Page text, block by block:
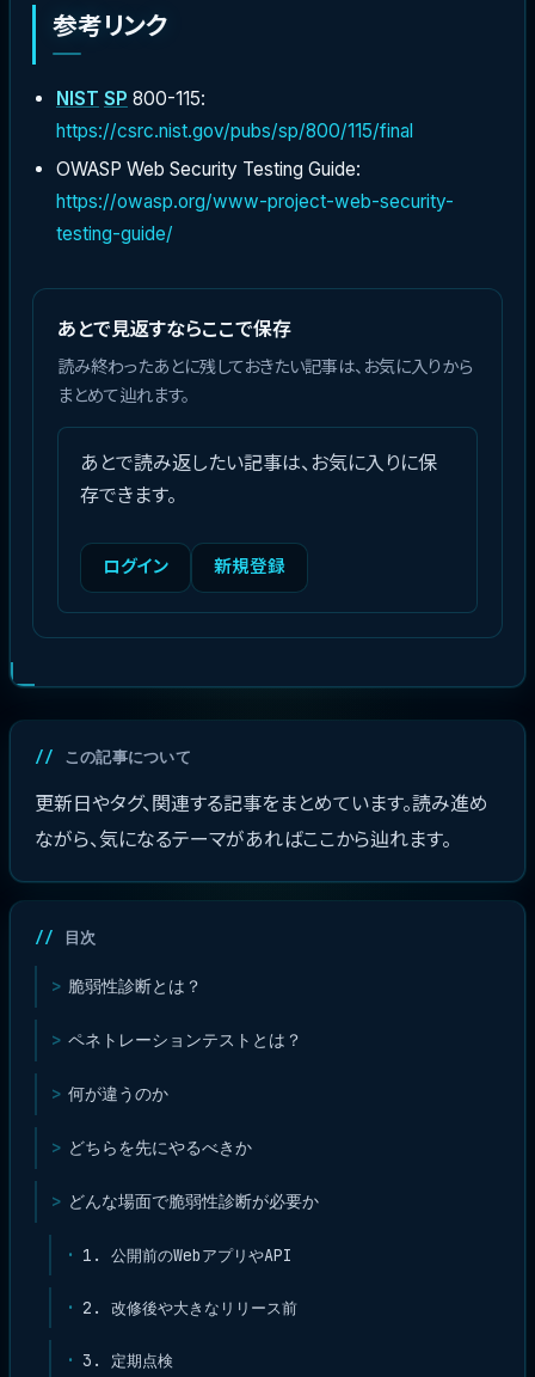
参考リンク
NIST SP 800-115:
https://csrc.nist.gov/pubs/sp/800/115/final
OWASP Web Security Testing Guide:
https://owasp.org/www-project-web-security-
testing-guide/
あとで見返すならここで保存
読み終わったあとに残しておきたい記事は、お気に入りから
まとめて辿れます。
あとで読み返したい記事は、お気に入りに保
存できます。
ログイン 新規登録
この記事について
更新日やタグ、関連する記事をまとめています。読み進め
ながら、気になるテーマがあればここから辿れます。
目次
脆弱性診断とは？
ペネトレーションテストとは？
何が違うのか
どちらを先にやるべきか
どんな場面で脆弱性診断が必要か
1. 公開前のWebアプリやAPI
2. 改修後や大きなリリース前
3. 定期点検